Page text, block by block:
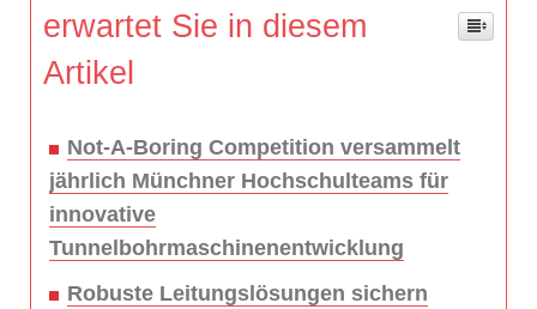
erwartet Sie in diesem
Artikel
Not-A-Boring Competition versammelt
jährlich Münchner Hochschulteams für
innovative
Tunnelbohrmaschinenentwicklung
Robuste Leitungslösungen sichern